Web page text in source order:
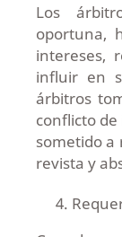
Los
oportuna,
intereses,
influir en
árbitros
conflicto
sometido a
revista y